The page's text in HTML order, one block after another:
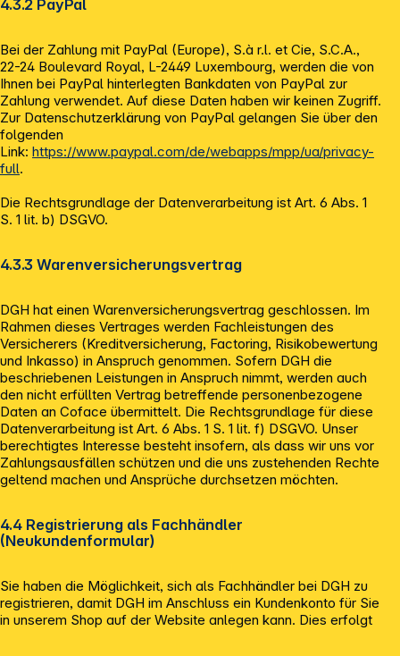
4.3.2 PayPal
Bei der Zahlung mit PayPal (Europe), S.à r.l. et Cie, S.C.A.,
22-24 Boulevard Royal, L-2449 Luxembourg, werden die von
Ihnen bei PayPal hinterlegten Bankdaten von PayPal zur
Zahlung verwendet. Auf diese Daten haben wir keinen Zugriff.
Zur Datenschutzerklärung von PayPal gelangen Sie über den
folgenden
Link: https://www.paypal.com/de/webapps/mpp/ua/privacy-
full.
Die Rechtsgrundlage der Datenverarbeitung ist Art. 6 Abs. 1
S. 1 lit. b) DSGVO.
4.3.3Warenversicherungsvertrag
DGH hat einen Warenversicherungsvertrag geschlossen. Im
Rahmen dieses Vertrages werden Fachleistungen des
Versicherers (Kreditversicherung, Factoring, Risikobewertung
und Inkasso) in Anspruch genommen. Sofern DGH die
beschriebenen Leistungen in Anspruch nimmt, werden auch
den nicht erfüllten Vertrag betreffende personenbezogene
Daten an Coface übermittelt. Die Rechtsgrundlage für diese
Datenverarbeitung ist Art. 6 Abs. 1 S. 1 lit. f) DSGVO. Unser
berechtigtes Interesse besteht insofern, als dass wir uns vor
Zahlungsausfällen schützen und die uns zustehenden Rechte
geltend machen und Ansprüche durchsetzen möchten.
4.4 Registrierung als Fachhändler
(Neukundenformular)
Sie haben die Möglichkeit, sich als Fachhändler bei DGH zu
registrieren, damit DGH im Anschluss ein Kundenkonto für Sie
in unserem Shop auf der Website anlegen kann. Dies erfolgt